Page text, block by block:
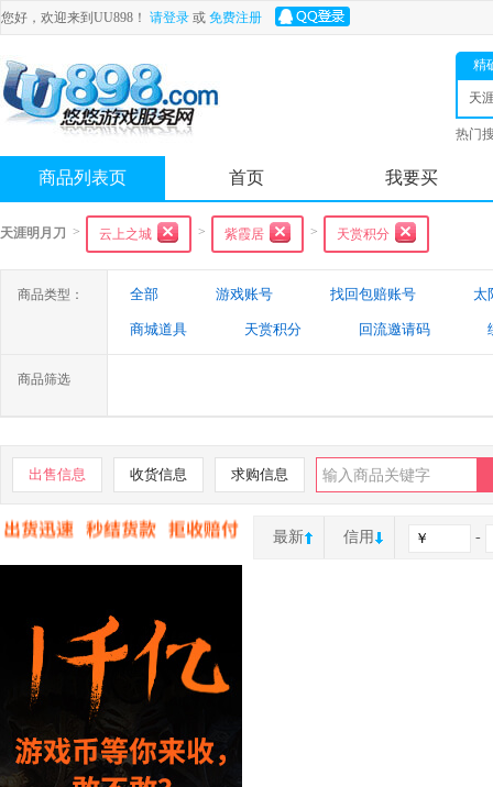
您好，欢迎来到UU898！ 请登录 或 免费注册
精
天
热门
商品列表页 首页 我要买
天涯明月刀 > 云上之城 > 紫霞居 > 天赏积分
商品类型： 全部 游戏账号 找回包赔账号 太
商城道具 天赏积分 回流邀请码
商品筛选
出售信息 收货信息 求购信息
最新 信用 -